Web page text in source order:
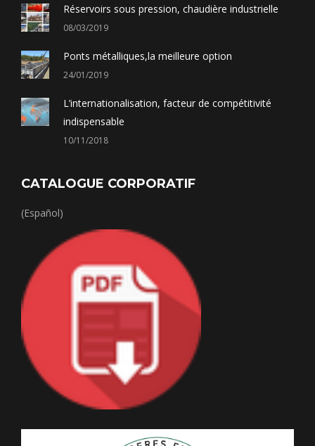
Réservoirs sous pression, chaudière industrielle
08/03/2019
Ponts métalliques,la meilleure option
24/01/2019
L’internationalisation, facteur de compétitivité
indispensable
10/11/2018
CATALOGUE CORPORATIF
(Español)